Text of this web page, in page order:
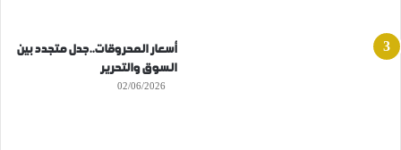
أسعار المحروقات..جدل متجدد بين
السوق والتحرير
02/06/2026